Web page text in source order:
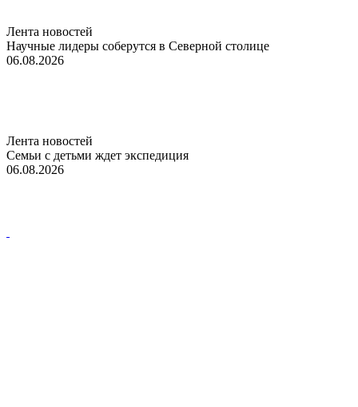
Лента новостей
Научные лидеры соберутся в Северной столице
06.08.2026
Лента новостей
Семьи с детьми ждет экспедиция
06.08.2026